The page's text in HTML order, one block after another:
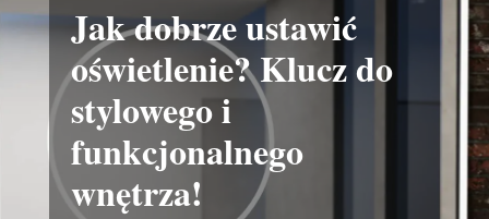
Jak dobrze ustawić
oświetlenie? Klucz do
stylowego i
funkcjonalnego
wnętrza!